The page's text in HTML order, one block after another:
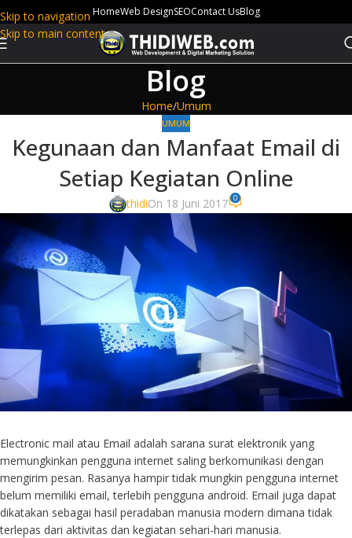
Skip to navigation
Skip to main content
HomeWeb DesignSEOContact UsBlog
Blog
Home Umum
UMUM
Kegunaan dan Manfaat Email di
Setiap Kegiatan Online
thidiOn 18 Juni 2017 0
Electronic mail atau Email adalah sarana surat elektronik yang
memungkinkan pengguna internet saling berkomunikasi dengan
mengirim pesan. Rasanya hampir tidak mungkin pengguna internet
belum memiliki email, terlebih pengguna android. Email juga dapat
dikatakan sebagai hasil peradaban manusia modern dimana tidak
terlepas dari aktivitas dan kegiatan sehari-hari manusia.